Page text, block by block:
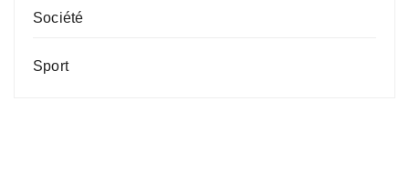
Société
Sport